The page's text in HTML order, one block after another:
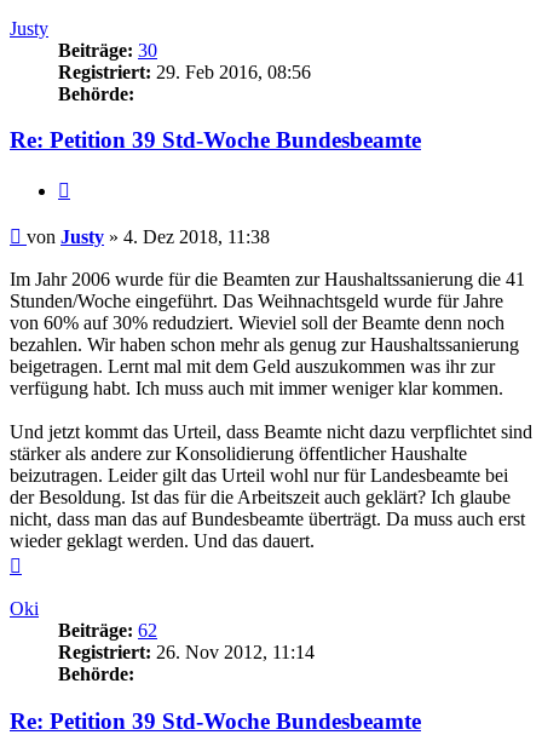
Justy
Beiträge: 30
Registriert: 29. Feb 2016, 08:56
Behörde:
Re: Petition 39 Std-Woche Bundesbeamte
Beitrag
von Justy » 4. Dez 2018, 11:38
Im Jahr 2006 wurde für die Beamten zur Haushaltssanierung die 41
Stunden/Woche eingeführt. Das Weihnachtsgeld wurde für Jahre
von 60% auf 30% redudziert. Wieviel soll der Beamte denn noch
bezahlen. Wir haben schon mehr als genug zur Haushaltssanierung
beigetragen. Lernt mal mit dem Geld auszukommen was ihr zur
verfügung habt. Ich muss auch mit immer weniger klar kommen.
Und jetzt kommt das Urteil, dass Beamte nicht dazu verpflichtet sind
stärker als andere zur Konsolidierung öffentlicher Haushalte
beizutragen. Leider gilt das Urteil wohl nur für Landesbeamte bei
der Besoldung. Ist das für die Arbeitszeit auch geklärt? Ich glaube
nicht, dass man das auf Bundesbeamte überträgt. Da muss auch erst
wieder geklagt werden. Und das dauert.
Oki
Beiträge: 62
Registriert: 26. Nov 2012, 11:14
Behörde:
Re: Petition 39 Std-Woche Bundesbeamte